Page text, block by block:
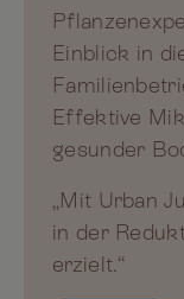
Einblick in
Effektive
gesunder
„Mit Urban
in der
erzielt.“